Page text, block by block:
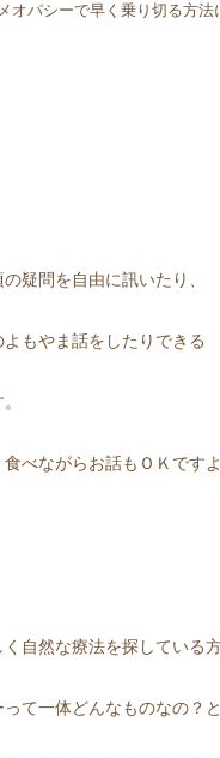
オパシーで早く乗り切る方法
疑問を自由に訊いたり、
もやま話をしたりできる
べながらお話もＯＫですよ
自然な療法を探している
って一体どんなものなの？